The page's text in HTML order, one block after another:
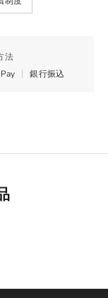
法
銀行振込